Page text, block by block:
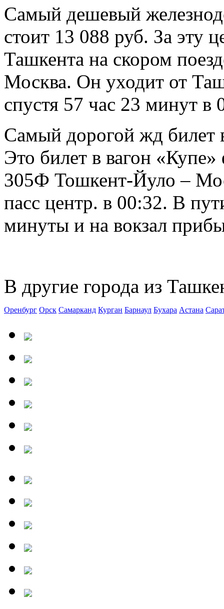
Самый дешевый
стоит 13 088 руб. За эту
Ташкента на скором
Москва. Он уходит от
спустя 57 час 23 минут в
Самый дорогой жд билет
Это билет в вагон
305Ф Тошкент-Йуло –
пасс центр. в 00:32. В
минуты и на вокзал
В другие города из
Оренбург Орск Самарканд Курган Барнаул Бухара Астана